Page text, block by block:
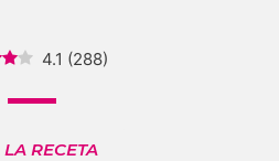
4.1 (288)
RECETA